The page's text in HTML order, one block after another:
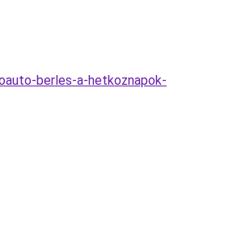
berles-a-hetkoznapok-